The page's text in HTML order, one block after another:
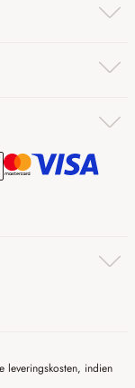
leveringskosten, indien